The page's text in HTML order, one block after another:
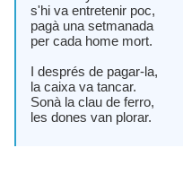
s'hi va entretenir poc,
pagà una setmanada
per cada home mort.
I després de pagar-la,
la caixa va tancar.
Sonà la clau de ferro,
les dones van plorar.